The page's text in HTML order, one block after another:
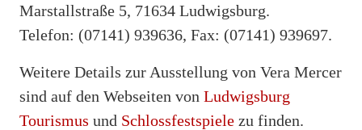
Marstallstraße 5, 71634 Ludwigsburg.
Telefon: (07141) 939636, Fax: (07141) 939697.
Weitere Details zur Ausstellung von Vera Mercer
sind auf den Webseiten von Ludwigsburg
Tourismus und Schlossfestspiele zu finden.